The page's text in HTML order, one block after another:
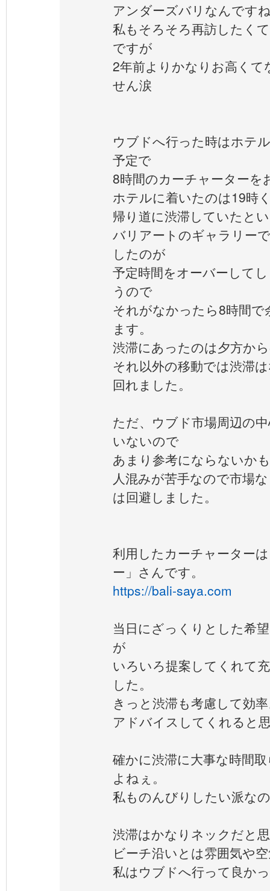
アンダーズバリなんです
私もそろそろ再訪したく
ですが
2年前よりかなりお高く
せん涙
ウブドへ行った時はホテ
予定で
8時間のカーチャーターを
ホテルに着いたのは19時
帰り道に渋滞していたと
バリアートのギャラリー
したのが
予定時間をオーバーして
うので
それがなかったら8時間
ます。
渋滞にあったのは夕方か
それ以外の移動では渋滞
回れました。
ただ、ウブド市場周辺の
いないので
あまり参考にならないか
人混みが苦手なので市場
は回避しました。
利用したカーチャーター
ー」さんです。
https://bali-saya.com
当日にざっくりとした希
が
いろいろ提案してくれて
した。
きっと渋滞も考慮して効
アドバイスしてくれると
確かに渋滞に大事な時間
よねぇ。
私ものんびりしたい派な
渋滞はかなりネックだと
ビーチ沿いとは雰囲気や
私はウブドへ行って良か